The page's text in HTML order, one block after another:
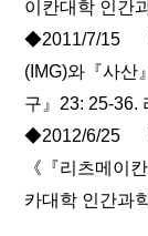
이칸대학 인간
◆2011/7/15 「
(IMG)와『사산
구』23: 25-36.
◆2012/6/25 「
《『리츠메이
카대학 인간과